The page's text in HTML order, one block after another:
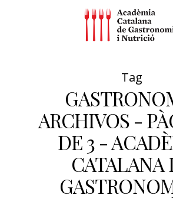
Tag
ARCHIVOS -
DE 3 -
CATALANA